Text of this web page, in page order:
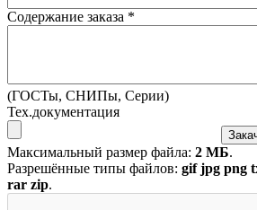
Содержание заказа *
(ГОСТы, СНИПы, Серии)
Тех.документация
Максимальный размер файла: 2 МБ.
Разрешённые типы файлов: gif jpg png
rar zip.